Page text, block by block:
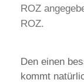
ROZ
ROZ.
Den einen
kommt